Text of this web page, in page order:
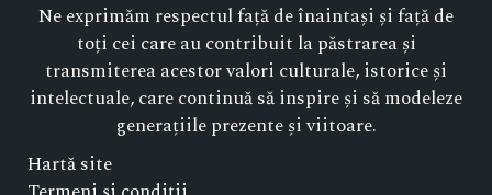
Ne exprimăm respectul față de înaintași și față de
toți cei care au contribuit la păstrarea și
transmiterea acestor valori culturale, istorice și
intelectuale, care continuă să inspire și să modeleze
generațiile prezente și viitoare.
Hartă site